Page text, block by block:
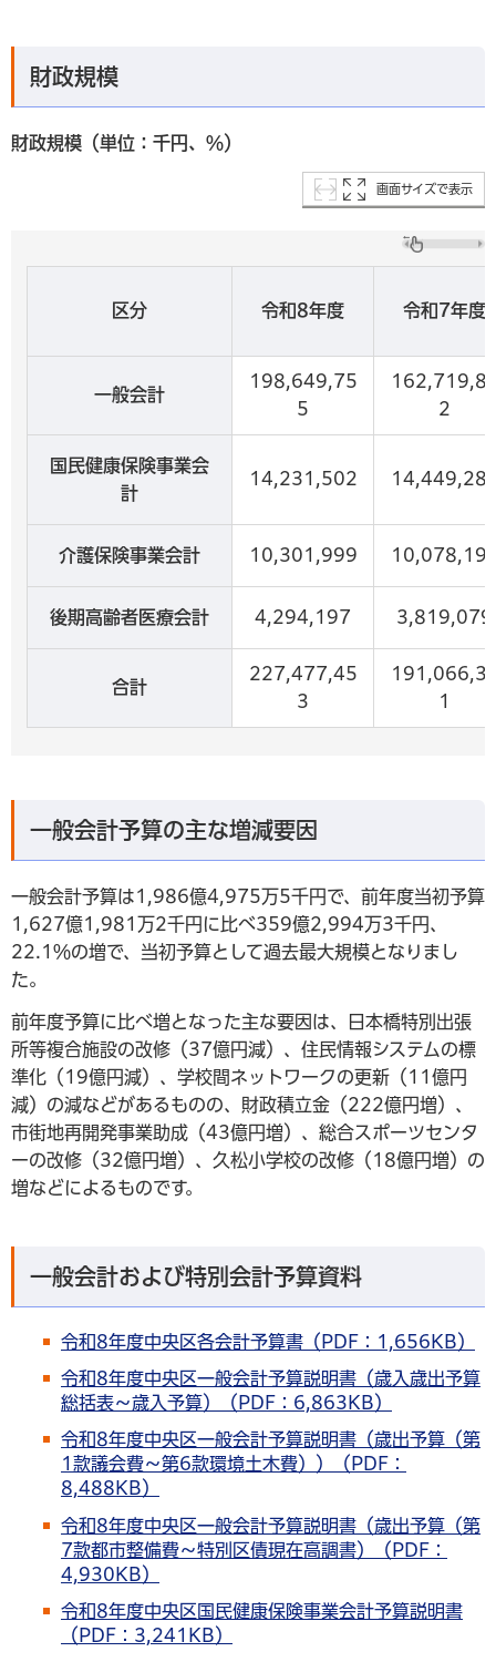
財政規模
財政規模（単位：千円、％）
画面サイズで表示
区分 令和8年度 令和7年度
一般会計
198,649,75
5
2
国民健康保険事業会
計
14,231,502
介護保険事業会計 10,301,999
後期高齢者医療会計 4,294,197 3,819,079
合計
227,477,45
3
1
一般会計予算の主な増減要因
一般会計予算は1,986億4,975万5千円で、前年度当初予算
1,627億1,981万2千円に比べ359億2,994万3千円、
22.1％の増で、当初予算として過去最大規模となりまし
た。
前年度予算に比べ増となった主な要因は、日本橋特別出張
所等複合施設の改修（37億円減）、住民情報システムの標
準化（19億円減）、学校間ネットワークの更新（11億円
減）の減などがあるものの、財政積立金（222億円増）、
市街地再開発事業助成（43億円増）、総合スポーツセンタ
ーの改修（32億円増）、久松小学校の改修（18億円増）の
増などによるものです。
一般会計および特別会計予算資料
令和8年度中央区各会計予算書（PDF：1,656KB）
令和8年度中央区一般会計予算説明書（歳入歳出予算
総括表～歳入予算）（PDF：6,863KB）
令和8年度中央区一般会計予算説明書（歳出予算（第
1款議会費～第6款環境土木費））（PDF：
8,488KB）
令和8年度中央区一般会計予算説明書（歳出予算（第
7款都市整備費～特別区債現在高調書）（PDF：
4,930KB）
令和8年度中央区国民健康保険事業会計予算説明書
（PDF：3,241KB）